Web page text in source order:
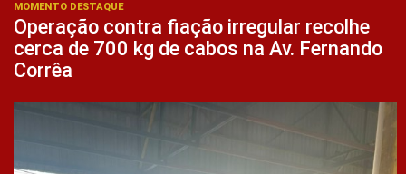
MOMENTO DESTAQUE
Operação contra fiação irregular recolhe
cerca de 700 kg de cabos na Av. Fernando
Corrêa